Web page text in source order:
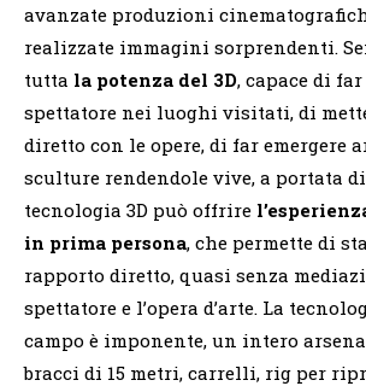
avanzate produzioni
realizzate immagini sorprendenti.
tutta la potenza del 3D, capace di far
spettatore nei luoghi visitati, di
diretto con le opere, di far emergere
sculture rendendole vive, a portata
tecnologia 3D può offrire
in prima persona, che permette di
rapporto diretto, quasi senza
spettatore e l’opera d’arte. La
campo è imponente, un intero
bracci di 15 metri, carrelli, rig per